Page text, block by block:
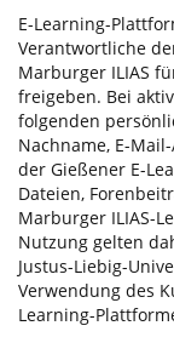
E-Learning-
Verantwortliche
Marburger ILIAS
freigeben. Bei
folgenden
Nachname, E-
der Gießener E-
Dateien,
Marburger ILIAS-
Nutzung gelten
Justus-Liebig-
Verwendung des
Learning-